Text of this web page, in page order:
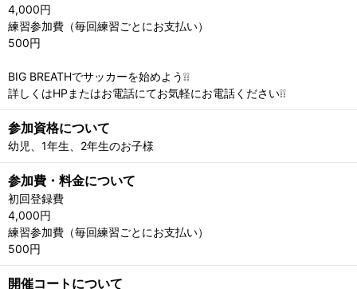
4,000円
練習参加費（毎回練習ごとにお支払い）
500円
BIG BREATHでサッカーを始めよう❕❕
詳しくはHPまたはお電話にてお気軽にお電話ください❕❕
参加資格について
幼児、1年生、2年生のお子様
参加費・料金について
初回登録費
4,000円
練習参加費（毎回練習ごとにお支払い）
500円
開催コートについて